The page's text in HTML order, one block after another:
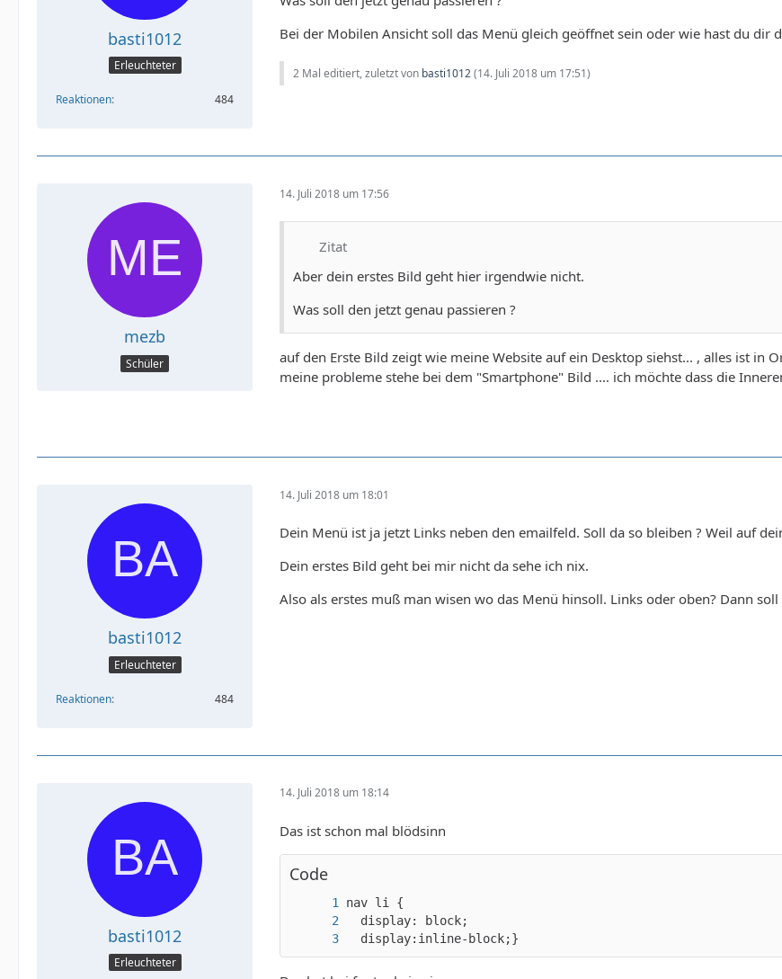
basti1012
Erleuchteter
Reaktionen 484
Bei der Mobilen Ansicht soll das Menü gleich geöffnet sein oder wie hast du dir
2 Mal editiert, zuletzt von basti1012(14. Juli 2018 um 17:51)
mezb
Schüler
14. Juli 2018 um 17:56
Zitat
Aber dein erstes Bild geht hier irgendwie nicht.
Was soll den jetzt genau passieren ?
auf den Erste Bild zeigt wie meine Website auf ein Desktop siehst... , alles ist in
meine probleme stehe bei dem "Smartphone" Bild .... ich möchte dass die
basti1012
Erleuchteter
Reaktionen 484
14. Juli 2018 um 18:01
Dein Menü ist ja jetzt Links neben den emailfeld. Soll da so bleiben ? Weil auf
Dein erstes Bild geht bei mir nicht da sehe ich nix.
Also als erstes muß man wisen wo das Menü hinsoll. Links oder oben? Dann
basti1012
Erleuchteter
14. Juli 2018 um 18:14
Das ist schon mal blödsinn
Code
  display:inline-block;}